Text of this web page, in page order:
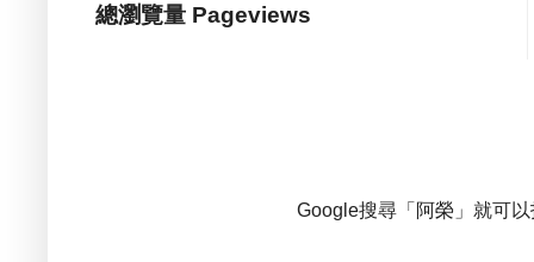
總瀏覽量 Pageviews
Google搜尋「阿榮」就可